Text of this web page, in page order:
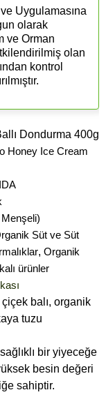
Uygulamasına
olarak
ve Orman
olan
kontrol
Dondurma 400g
Honey Ice Cream
Süt ve Süt
, Organik
ürünler
balı, organik
tuzu
bir yiyeceğe
besin değeri
sahiptir.